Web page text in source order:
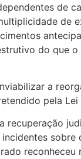
de
de
do que
a
pela Lei
recuperação
sobre
reconheceu